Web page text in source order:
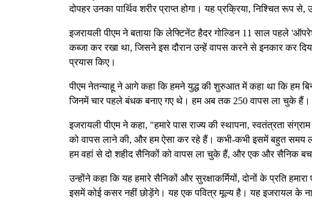
दोपहर उनका पार्थिव शरीर प्राप्त होगा। यह प्रक्रिया, निश्चित
इजरायली पीएम ने बताया कि लेफ्टिनेंट हैदर गोल्डिन 11 साल पहले
कब्जा कर रखा था, जिसने इस दौरान उन्हें वापस करने से इनकार कर
प्रयास किए।
पीएम नेतन्याहू ने आगे कहा कि हमने युद्ध की शुरुआत में कहा था कि हम
जिनमें चार पहले बंधक बनाए गए थे। हम अब तक 250 वापस ला चुके हैं।
इजरायली पीएम ने कहा, "हमारे पास राज्य की स्थापना, स्वतंत्रता
को वापस लाने की, और हम ऐसा कर रहे हैं। कभी-कभी इसमें बहुत समय
हम वहां से दो शहीद सैनिकों को वापस ला चुके हैं, और एक और सैनिक
उन्होंने कहा कि यह हमारे सैनिकों और सुरक्षाकर्मियों, दोनों के प्रति
इसमें कोई कसर नहीं छोड़ेंगे। यह एक पवित्र मूल्य है। यह इजरायल के